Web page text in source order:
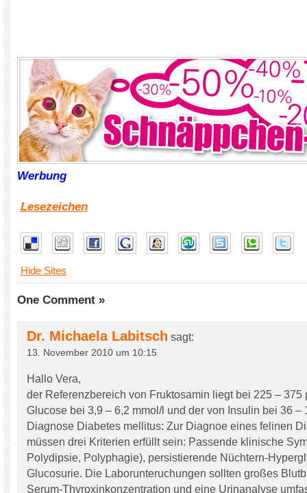
Werbung
Lesezeichen
Hide Sites
One Comment »
Dr. Michaela Labitsch sagt:
13. November 2010 um 10:15
Hallo Vera,
der Referenzbereich von Fruktosamin liegt bei 225 – 375
Glucose bei 3,9 – 6,2 mmol/l und der von Insulin bei 36 –
Diagnose Diabetes mellitus: Zur Diagnoe eines felinen
müssen drei Kriterien erfüllt sein: Passende klinische
Polydipsie, Polyphagie), persistierende Nüchtern-
Glucosurie. Die Laborunteruchungen sollten großes
Serum-Thyroxinkonzentration und eine Urinanalyse